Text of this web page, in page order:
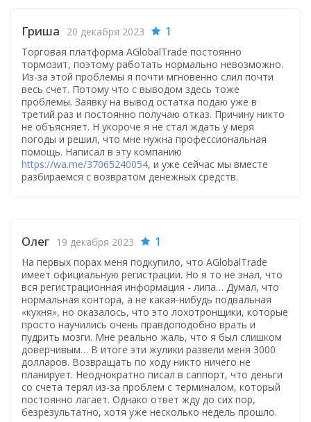
Гриша 20 декабря 2023 1
Торговая платформа AGlobalTrade постоянно
тормозит, поэтому работать нормально невозможно.
Из-за этой проблемы я почти мгновенно слил почти
весь счет. Потому что с выводом здесь тоже
проблемы. Заявку на вывод остатка подаю уже в
третий раз и постоянно получаю отказ. Причину никто
не объясняет. Н укороче я не стал ждать у меря
погоды и решил, что мне нужна профессиональная
помощь. Написал в эту компанию
https://wa.me/37065240054, и уже сейчас мы вместе
разбираемся с возвратом денежных средств.
Олег 19 декабря 2023 1
На первых порах меня подкупило, что AGlobalTrade
имеет официальную регистрации. Но я то не знал, что
вся регистрационная информация - липа… Думал, что
нормальная контора, а не какая-нибудь подвальная
«кухня», но оказалось, что это лохотронщики, которые
просто научились очень правдоподобно врать и
пудрить мозги. Мне реально жаль, что я был слишком
доверчивым… В итоге эти жулики развели меня 3000
долларов. Возвращать по ходу никто ничего не
планирует. Неоднократно писал в саппорт, что деньги
со счета терял из-за проблем с терминалом, который
постоянно лагает. Однако ответ жду до сих пор,
безрезультатно, хотя уже несколько недель прошло.